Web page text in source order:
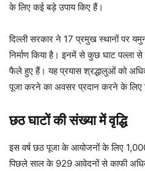
के लिए कई बड़े उपाय किए हैं।
दिल्ली सरकार ने 17 प्रमुख स्थानों पर
निर्माण किया है। इनमें से कुछ घाट पल्ला
फैले हुए हैं। यह प्रयास श्रद्धालुओं को
पूजा करने का अवसर प्रदान करने के लिए
छठ घाटों की संख्या में वृद्धि
इस वर्ष छठ पूजा के आयोजनों के लिए
पिछले साल के 929 आवेदनों से काफी